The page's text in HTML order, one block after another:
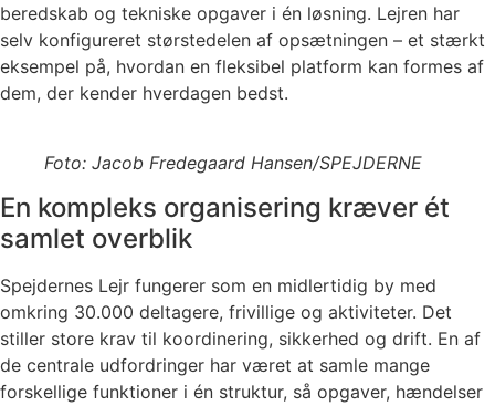
beredskab og tekniske opgaver i én løsning. Lejren har
selv konfigureret størstedelen af opsætningen – et stærkt
eksempel på, hvordan en fleksibel platform kan formes af
dem, der kender hverdagen bedst.
Foto: Jacob Fredegaard Hansen/SPEJDERNE
En kompleks organisering kræver ét
samlet overblik
Spejdernes Lejr fungerer som en midlertidig by med
omkring 30.000 deltagere, frivillige og aktiviteter. Det
stiller store krav til koordinering, sikkerhed og drift. En af
de centrale udfordringer har været at samle mange
forskellige funktioner i én struktur, så opgaver, hændelser